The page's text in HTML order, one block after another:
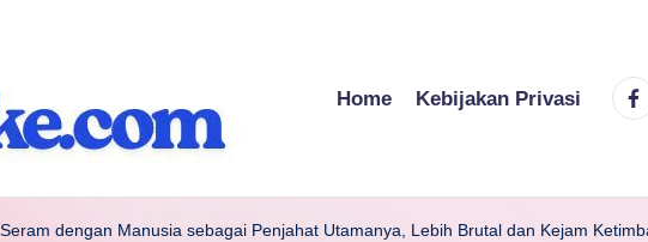
Home Kebijakan Privasi
dengan Manusia sebagai Penjahat Utamanya, Lebih Brutal dan Kejam